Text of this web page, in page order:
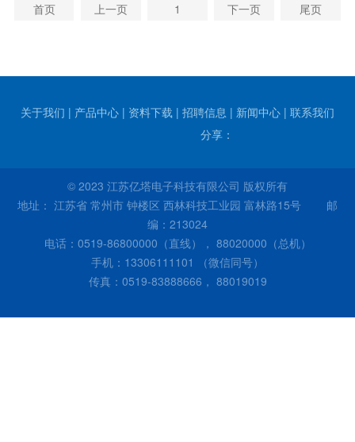
首页 上一页 1 下一页 尾页
关于我们 | 产品中心 | 资料下载 | 招聘信息 | 新闻中心 | 联系我们
分享：
© 2023 江苏亿塔电子科技有限公司 版权所有
地址： 江苏省 常州市 钟楼区 西林科技工业园 富林路15号 邮
编：213024
电话：0519-86800000（直线）， 88020000（总机）
手机：13306111101 （微信同号）
传真：0519-83888666， 88019019